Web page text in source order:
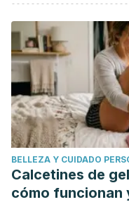
Personal de la
Síndrome Nefrótico.
https://
conditions/
Smith Y. Nephrotic
Sciences. (2018).
BELLEZA Y CUIDADO
Calcetines de
cómo funcionan